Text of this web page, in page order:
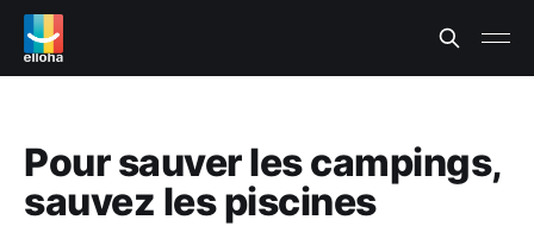
Pour sauver les campings,
sauvez les piscines